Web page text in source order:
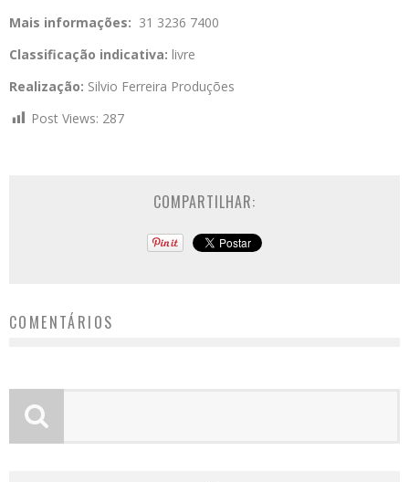
Mais informações: 31 3236 7400
Classificação indicativa: livre
Realização: Silvio Ferreira Produções
Post Views: 287
COMPARTILHAR:
COMENTÁRIOS